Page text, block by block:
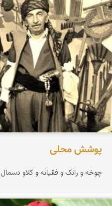
پوشش محلی
چوخه و رانک و فقیانه و کلاو دسمال